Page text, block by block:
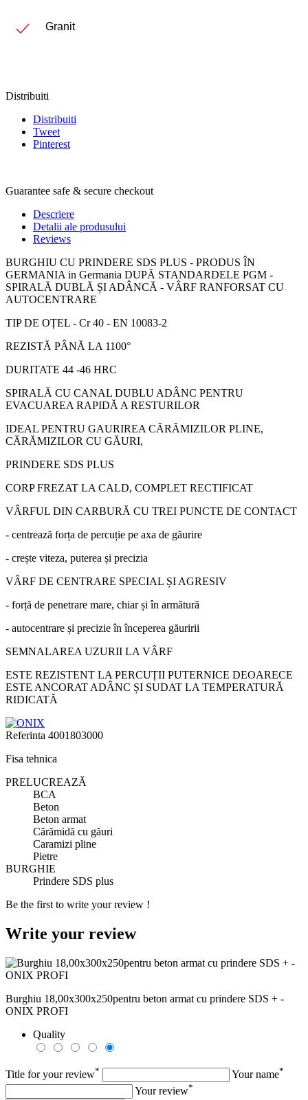
Granit
Distribuiti
Distribuiti
Tweet
Pinterest
Guarantee safe & secure checkout
Descriere
Detalii ale produsului
Reviews
BURGHIU CU PRINDERE SDS PLUS - PRODUS ÎN
GERMANIA in Germania DUPĂ STANDARDELE PGM -
SPIRALĂ DUBLĂ ȘI ADÂNCĂ - VÂRF RANFORSAT CU
AUTOCENTRARE
TIP DE OȚEL - Cr 40 - EN 10083-2
REZISTĂ PÂNĂ LA 1100°
DURITATE 44 -46 HRC
SPIRALĂ CU CANAL DUBLU ADÂNC PENTRU
EVACUAREA RAPIDĂ A RESTURILOR
IDEAL PENTRU GAURIREA CĂRĂMIZILOR PLINE,
CĂRĂMIZILOR CU GĂURI,
PRINDERE SDS PLUS
CORP FREZAT LA CALD, COMPLET RECTIFICAT
VÂRFUL DIN CARBURĂ CU TREI PUNCTE DE CONTACT
- centrează forța de percuție pe axa de găurire
- crește viteza, puterea și precizia
VÂRF DE CENTRARE SPECIAL ȘI AGRESIV
- forță de penetrare mare, chiar și în armătură
- autocentrare și precizie în începerea găuririi
SEMNALAREA UZURII LA VÂRF
ESTE REZISTENT LA PERCUȚII PUTERNICE DEOARECE
ESTE ANCORAT ADÂNC ȘI SUDAT LA TEMPERATURĂ
RIDICATĂ
Referinta 4001803000
Fisa tehnica
PRELUCREAZĂ
BCA
Beton
Beton armat
Cărămidă cu găuri
Caramizi pline
Pietre
BURGHIE
Prindere SDS plus
Be the first to write your review !
Write your review
Burghiu 18,00x300x250pentru beton armat cu prindere SDS + -
ONIX PROFI
Quality
Title for your review* Your name*
Your review*